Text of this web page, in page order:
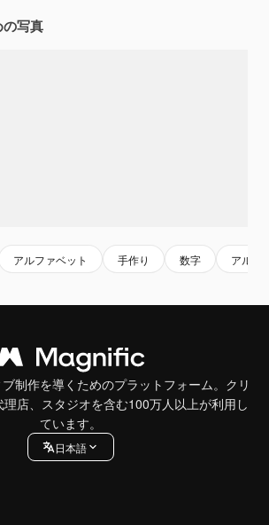
写真
アルファベット 手作り 数字 アルフ
制作を導くためのプラットフォーム。クリ
店、スタジオを含む100万人以上が利用し
ています。
日本語